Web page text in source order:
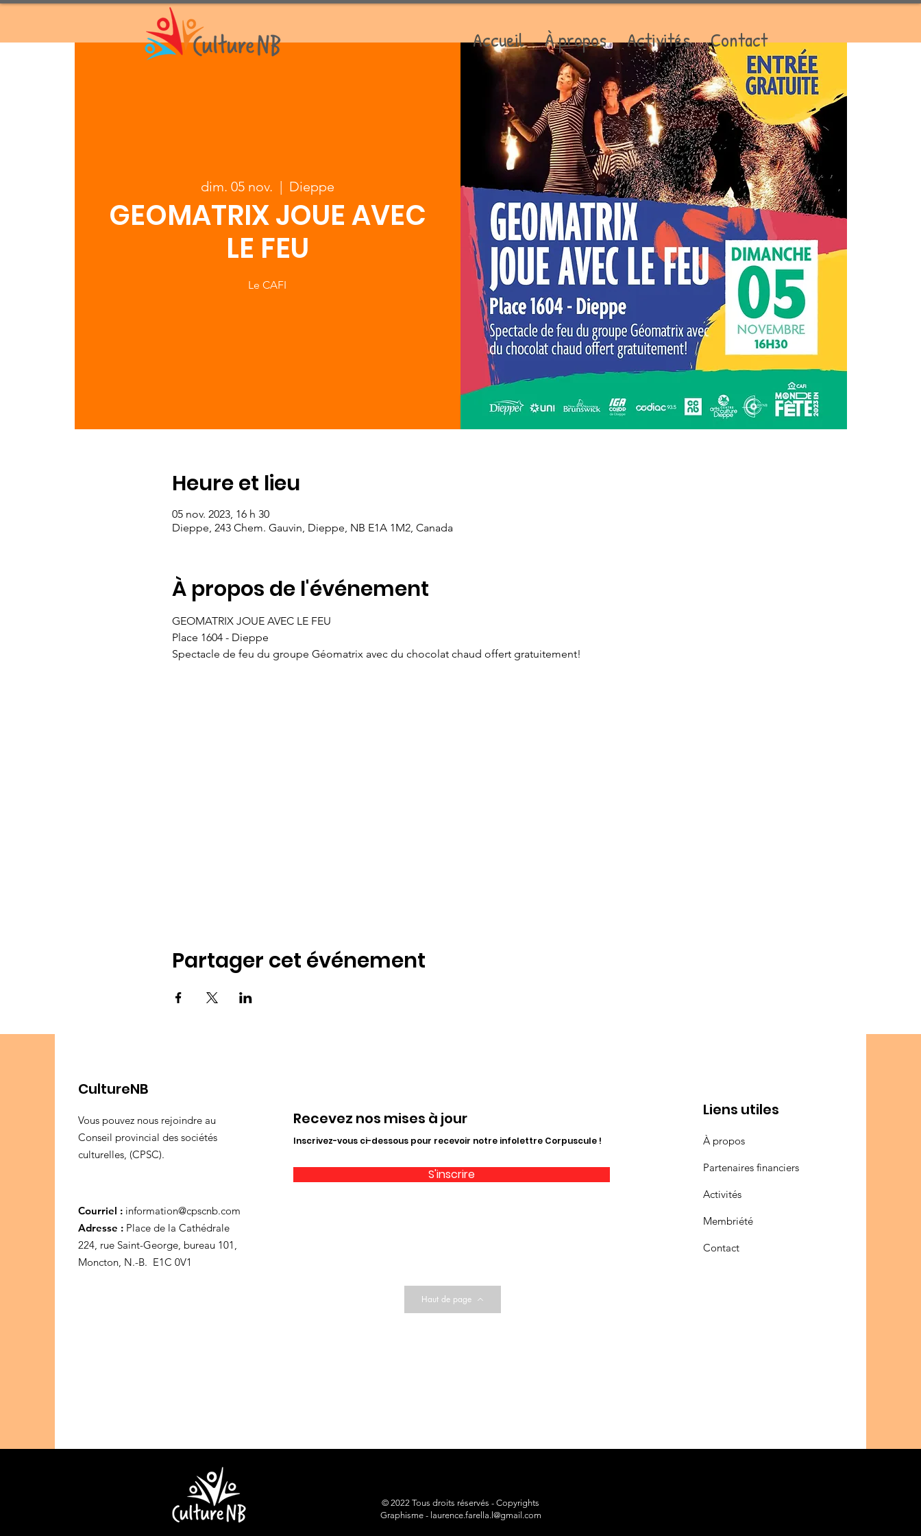
Accueil À propos Activités Contact
dim. 05 nov.
  |
Dieppe
GEOMATRIX JOUE AVEC
LE FEU
Le CAFI
Heure et lieu
05 nov. 2023, 16 h 30
Dieppe, 243 Chem. Gauvin, Dieppe, NB E1A 1M2, Canada
À propos de l'événement
GEOMATRIX JOUE AVEC LE FEU
Place 1604 - Dieppe
Spectacle de feu du groupe Géomatrix avec du chocolat chaud offert gratuitement!
Partager cet événement
CultureNB
Vous pouvez nous rejoindre au
Conseil provincial des sociétés
culturelles, (CPSC).
Courriel : information@cpscnb.com
Adresse : Place de la Cathédrale
224, rue Saint-George, bureau 101,
Moncton, N.-B. E1C 0V1
Recevez nos mises à jour
Inscrivez-vous ci-dessous pour recevoir notre infolettre Corpuscule !
S'inscrire
Haut de page
Liens utiles
À propos
Partenaires financiers
Activités
Membriété
Contact
© 2022 Tous droits réservés - Copyrights
Graphisme - laurence.farella.l@gmail.com